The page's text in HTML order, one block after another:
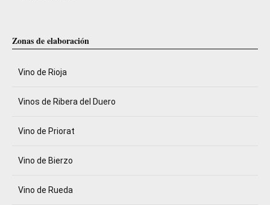
Zonas de elaboración
Vino de Rioja
Vinos de Ribera del Duero
Vino de Priorat
Vino de Bierzo
Vino de Rueda